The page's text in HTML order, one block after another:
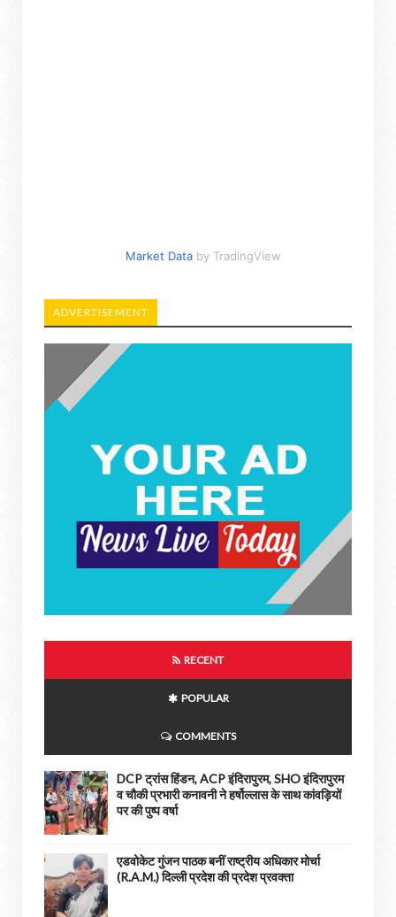
Market Data by TradingView
ADVERTISEMENT
RECENT
POPULAR
COMMENTS
DCP ट्रांस हिंडन, ACP इंदिरापुरम, SHO इंदिरापुरम
व चौकी प्रभारी कनावनी ने हर्षोल्लास के साथ कांवड़ियों
पर की पुष्प वर्षा
एडवोकेट गुंजन पाठक बनीं राष्ट्रीय अधिकार मोर्चा
(R.A.M.) दिल्ली प्रदेश की प्रदेश प्रवक्ता